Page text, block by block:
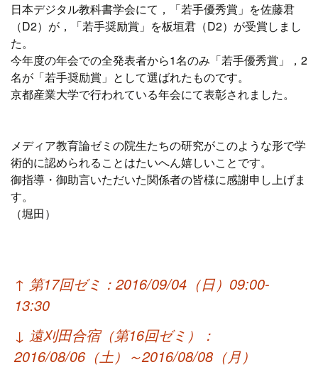
日本デジタル教科書学会にて，「若手優秀賞」を佐藤君
（D2）が，「若手奨励賞」を板垣君（D2）が受賞しまし
た。
今年度の年会での全発表者から1名のみ「若手優秀賞」，2
名が「若手奨励賞」として選ばれたものです。
京都産業大学で行われている年会にて表彰されました。
メディア教育論ゼミの院生たちの研究がこのような形で学
術的に認められることはたいへん嬉しいことです。
御指導・御助言いただいた関係者の皆様に感謝申し上げま
す。
（堀田）
投
稿
ナ
ビ
↑ 第17回ゼミ：2016/09/04（日）09:00-
13:30
↓ 遠刈田合宿（第16回ゼミ）：
2016/08/06（土）～2016/08/08（月）